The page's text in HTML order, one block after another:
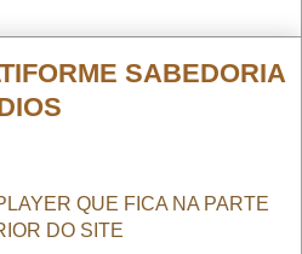
SABEDORIA
QUE FICA NA PARTE
DO SITE